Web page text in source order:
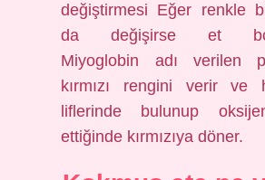
değiştirmesi Eğer renkle
da değişirse et
Miyoglobin adı verilen
kırmızı rengini verir ve
liflerinde bulunup
ettiğinde kırmızıya döner.